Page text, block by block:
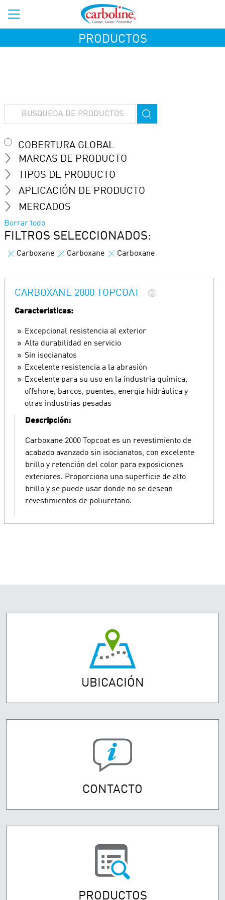
PRODUCTOS
COBERTURA GLOBAL
MARCAS DE PRODUCTO
TIPOS DE PRODUCTO
APLICACIÓN DE PRODUCTO
MERCADOS
Borrar todo
FILTROS SELECCIONADOS:
Carboxane Carboxane Carboxane
CARBOXANE 2000 TOPCOAT
Caracteristicas:
Excepcional resistencia al exterior
Alta durabilidad en servicio
Sin isocianatos
Excelente resistencia a la abrasión
Excelente para su uso en la industria química,
offshore, barcos, puentes, energía hidráulica y
otras industrias pesadas
Descripción:
Carboxane 2000 Topcoat es un revestimiento de
acabado avanzado sin isocianatos, con excelente
brillo y retención del color para exposiciones
exteriores. Proporciona una superficie de alto
brillo y se puede usar donde no se desean
revestimientos de poliuretano.
UBICACIÓN
CONTACTO
PRODUCTOS